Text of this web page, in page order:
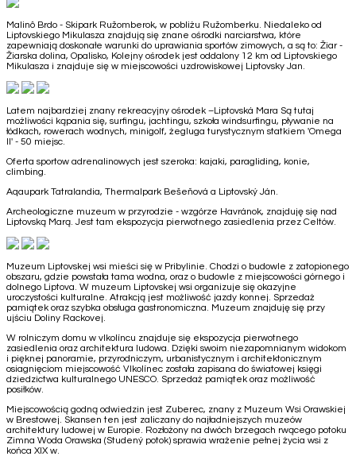
Malinô Brdo - Skipark Ružomberok, w pobliżu Ružomberku. Niedaleko od
Liptovskiego Mikulasza znajdują się znane ośrodki narciarstwa, które
zapewniają doskonałe warunki do uprawiania sportów zimowych, a są to: Žiar -
Žiarska dolina, Opalisko, Kolejny ośrodek jest oddalony 12 km od Liptovskiego
Mikulasza i znajduje się w miejscowości uzdrowiskowej Liptovsky Jan.
Latem najbardziej znany rekreacyjny ośrodek –Liptovská Mara Są tutaj
możliwości kąpania się, surfingu, jachtingu, szkoła windsurfingu, pływanie na
łódkach, rowerach wodnych, minigolf, żegluga turystycznym statkiem 'Omega
II' - 50 miejsc.
Oferta sportow adrenalinowych jest szeroka: kajaki, paragliding, konie,
climbing.
Aqaupark Tatralandia, Thermalpark Bešeňová a Liptovský Ján.
Archeologiczne muzeum w przyrodzie - wzgórze Havránok, znajduję się nad
Liptovską Marą. Jest tam ekspozycja pierwotnego zasiedlenia przez Celtów.
Muzeum Liptovskej wsi mieści się w Pribylinie. Chodzi o budowle z zatopionego
obszaru, gdzie powstała tama wodna, oraz o budowle z miejscowości górnego i
dolnego Liptova. W muzeum Liptovskej wsi organizuje się okazyjne
uroczystości kulturalne. Atrakcją jest możliwość jazdy konnej. Sprzedaż
pamiątek oraz szybka obsługa gastronomiczna. Muzeum znajduję się przy
ujściu Doliny Rackovej.
W rolniczym domu w vlkolíncu znajduje się ekspozycja pierwotnego
zasiedlenia oraz architektura ludowa. Dzięki swoim niezapomnianym widokom
i pięknej panoramie, przyrodniczym, urbanistycznym i architektonicznym
osiagnięciom miejscowość Vlkolínec została zapisana do światowej księgi
dziedzictwa kulturalnego UNESCO. Sprzedaż pamiątek oraz możliwość
posiłków.
Miejscowością godną odwiedzin jest Zuberec, znany z Muzeum Wsi Orawskiej
w Brestowej. Skansen ten jest zaliczany do najładniejszych muzeów
architektury ludowej w Europie. Rozłożony na dwóch brzegach rwącego potoku
Zimna Woda Orawska (Studený potok) sprawia wrażenie pełnej życia wsi z
końca XIX w.